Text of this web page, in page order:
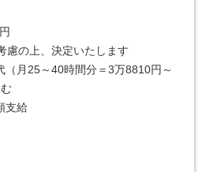
慮の上、決定いたします
月25～40時間分＝3万8810円～
支給